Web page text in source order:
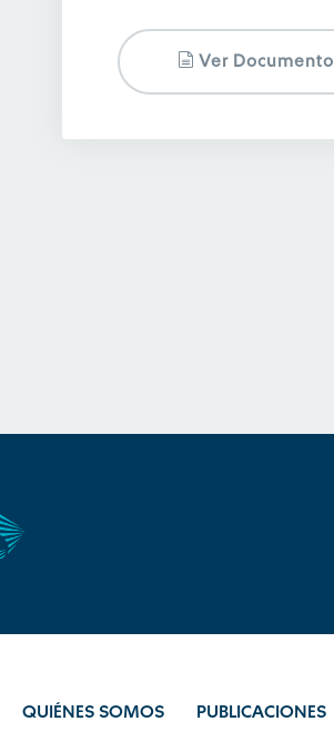
Ver Documento
QUIÉNES SOMOS PUBLICACIONES